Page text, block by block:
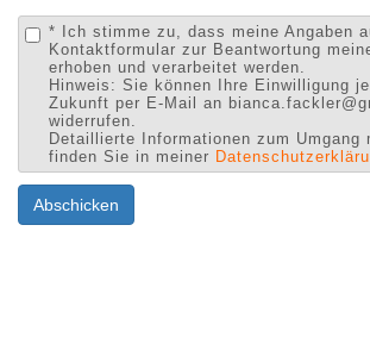
* Ich stimme zu, dass meine Angaben
Kontaktformular zur Beantwortung
erhoben und verarbeitet werden.
Hinweis: Sie können Ihre Einwilligung
Zukunft per E-Mail an
widerrufen.
Detaillierte Informationen zum Umgang
finden Sie in meiner
Abschicken